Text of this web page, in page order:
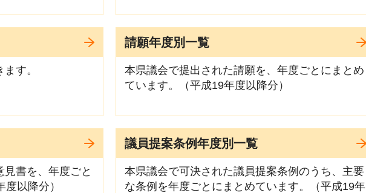
す。
請願年度別一覧
本県議会で提出された請願を、年度ごとにまとめ
ています。（平成19年度以降分）
書を、年度ごと
以降分）
議員提案条例年度別一覧
本県議会で可決された議員提案条例のうち、主要
な条例を年度ごとにまとめています。（平成19年